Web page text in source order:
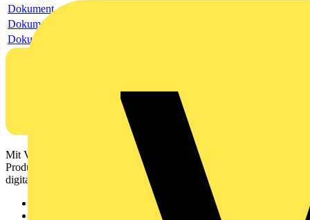
Dokument
Dokument
Dokument
Mit Voltimum erhalten Elektrofachkräfte Zugang zu Branchennews,
Produktinformationen, Schulungen und Tools – alles auf einer
digitalen Plattform und Community.